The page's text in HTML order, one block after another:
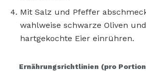
Mit Salz und Pfeffer
wahlweise schwarze Oliven
hartgekochte Eier einrühren.
Ernährungsrichtlinien (pro